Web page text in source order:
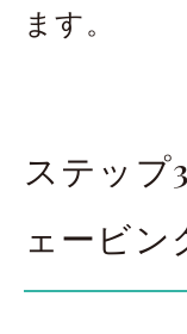
ます。
ステップ
ェービン